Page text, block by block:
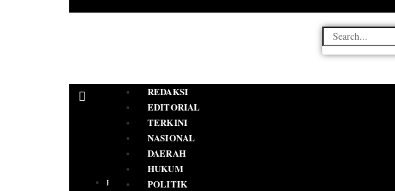
PEDOMAN
REDAKSI
EDITORIAL
TERKINI
NASIONAL
DAERAH
HUKUM
POLITIK